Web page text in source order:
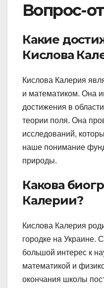
Вопрос-
Какие
Кислова
Кислова Калерия
и математиком. Она
достижения в
теории поля. Она
исследований,
наше понимание
природы.
Какова
Калерии?
Кислова Калерия
городке на Украине.
большой интерес к
математикой и
окончания школы